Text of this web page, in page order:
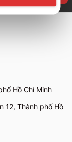
Hồ Chí Minh
12, Thành phố Hồ